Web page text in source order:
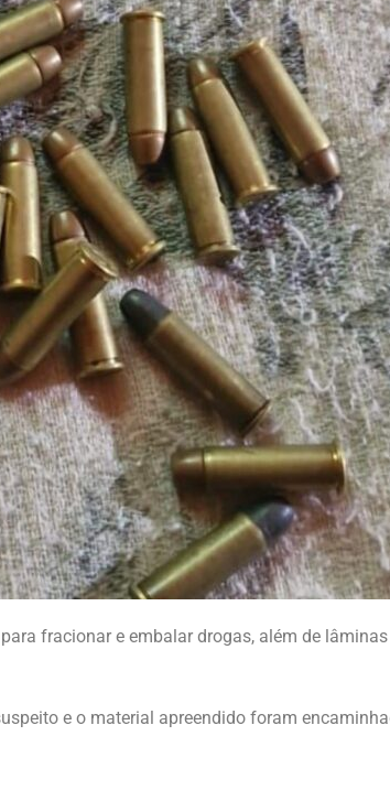
fracionar e embalar drogas, além de
e o material apreendido foram